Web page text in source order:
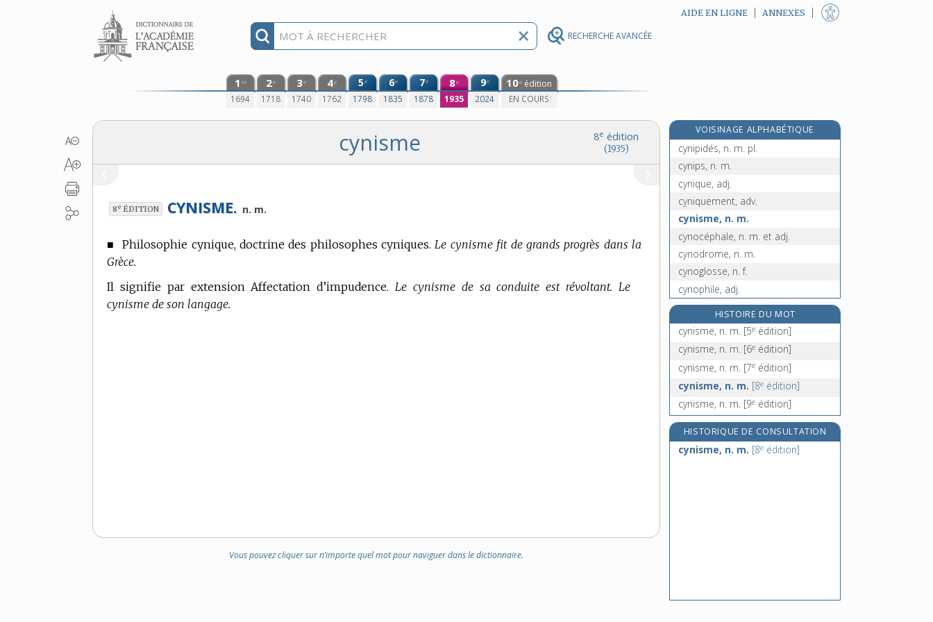
RECHERCHE AVANCÉE
Aller au contenu AIDE EN LIGNE ANNEXES
1 re
1694
2e
1718
3e
1740
4e
1762
5e
1798
6e
1835
7e
1878
8e
1935
9e
2024
10e édition
EN COURS
8e édition
(1935)
cynisme
8e ÉDITION CYNISME. n. m.
■Philosophie cynique, doctrine des philosophes cyniques. Le cynisme fit de grands progrès dans la
Grèce.
Il signifie par extension Affectation d’impudence. Le cynisme de sa conduite est révoltant. Le
cynisme de son langage.
Vous pouvez cliquer sur n’importe quel mot pour naviguer dans le dictionnaire.
VOISINAGE ALPHABÉTIQUE
cynégétique, adj.
cynipidés, n. m. pl.
cynips, n. m.
cynique, adj.
cyniquement, adv.
cynisme, n. m.
cynocéphale, n. m. et adj.
cynodrome, n. m.
cynoglosse, n. f.
cynophile, adj.
cynophilie, n. f.
cynorhodon, n. m.
cyphoscoliose, n. f.
HISTOIRE DU MOT
cynisme, n. m. [5e édition]
cynisme, n. m. [6e édition]
cynisme, n. m. [7e édition]
cynisme, n. m. [8e édition]
cynisme, n. m. [9e édition]
HISTORIQUE DE CONSULTATION
cynisme, n. m. [8e édition]